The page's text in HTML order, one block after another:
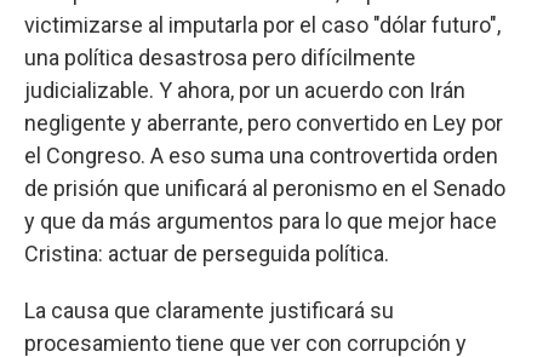
victimizarse al imputarla por el caso "dólar futuro",
una política desastrosa pero difícilmente
judicializable. Y ahora, por un acuerdo con Irán
negligente y aberrante, pero convertido en Ley por
el Congreso. A eso suma una controvertida orden
de prisión que unificará al peronismo en el Senado
y que da más argumentos para lo que mejor hace
Cristina: actuar de perseguida política.
La causa que claramente justificará su
procesamiento tiene que ver con corrupción y